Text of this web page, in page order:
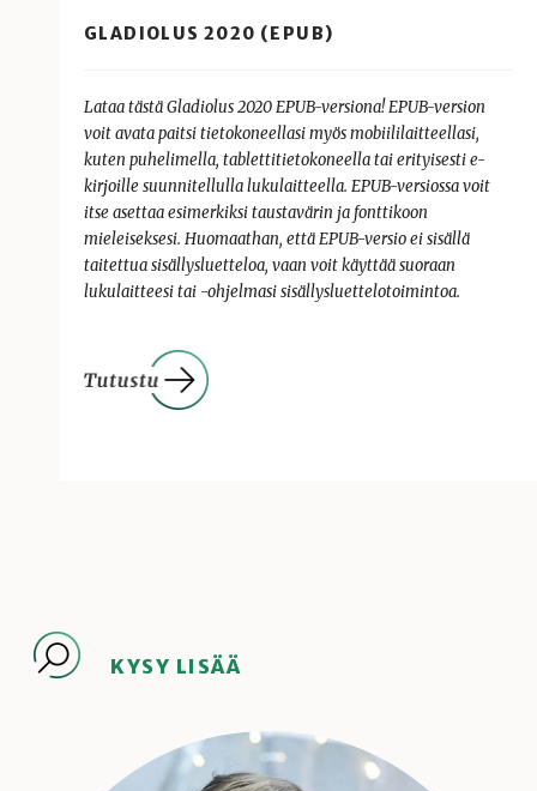
GLADIOLUS 2020 (EPUB)
Lataa tästä Gladiolus 2020 EPUB-versiona! EPUB-version
voit avata paitsi tietokoneellasi myös mobiililaitteellasi,
kuten puhelimella, tablettitietokoneella tai erityisesti e-
kirjoille suunnitellulla lukulaitteella. EPUB-versiossa voit
itse asettaa esimerkiksi taustavärin ja fonttikoon
mieleiseksesi. Huomaathan, että EPUB-versio ei sisällä
taitettua sisällysluetteloa, vaan voit käyttää suoraan
lukulaitteesi tai -ohjelmasi sisällysluettelotoimintoa.
KYSY LISÄÄ